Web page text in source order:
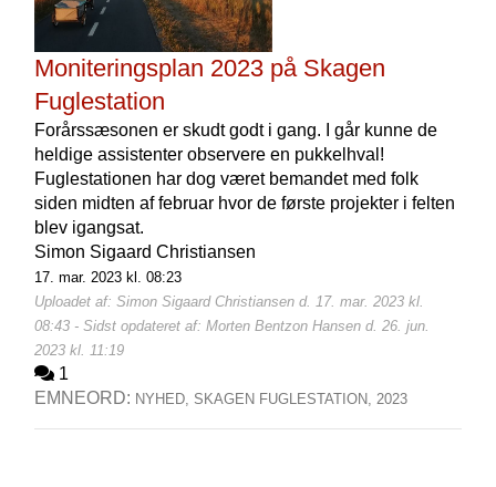
Moniteringsplan 2023 på Skagen
Fuglestation
Forårssæsonen er skudt godt i gang. I går kunne de
heldige assistenter observere en pukkelhval!
Fuglestationen har dog været bemandet med folk
siden midten af februar hvor de første projekter i felten
blev igangsat.
Simon Sigaard Christiansen
17. mar. 2023 kl. 08:23
Uploadet af: Simon Sigaard Christiansen d. 17. mar. 2023 kl.
08:43 - Sidst opdateret af: Morten Bentzon Hansen d. 26. jun.
2023 kl. 11:19
1
EMNEORD: NYHED, SKAGEN FUGLESTATION, 2023